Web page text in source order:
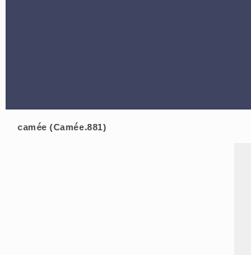
camée (Camée.881)